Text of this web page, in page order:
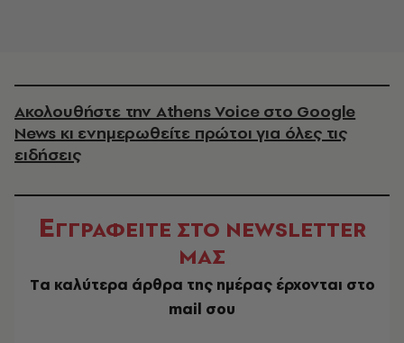
Ακολουθήστε την Athens Voice στο Google
News κι ενημερωθείτε πρώτοι για όλες τις
ειδήσεις
ΕΓΓΡΑΦΕΙΤΕ ΣΤΟ NEWSLETTER
ΜΑΣ
Tα καλύτερα άρθρα της ημέρας έρχονται στο
mail σου